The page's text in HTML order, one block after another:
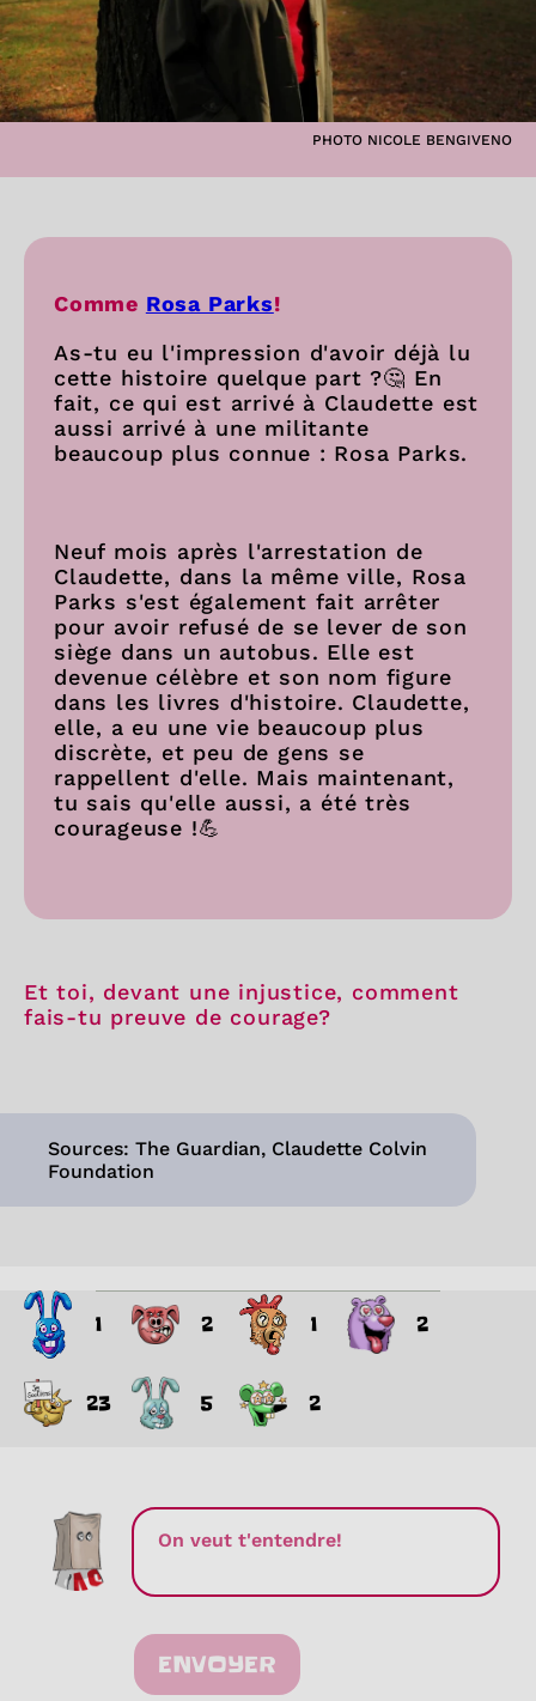
PHOTO NICOLE BENGIVENO
Comme Rosa Parks!
As-tu eu l'impression d'avoir déjà lu
cette histoire quelque part ?🤔 En
fait, ce qui est arrivé à Claudette est
aussi arrivé à une militante
beaucoup plus connue : Rosa Parks.
Neuf mois après l'arrestation de
Claudette, dans la même ville, Rosa
Parks s'est également fait arrêter
pour avoir refusé de se lever de son
siège dans un autobus. Elle est
devenue célèbre et son nom figure
dans les livres d'histoire. Claudette,
elle, a eu une vie beaucoup plus
discrète, et peu de gens se
rappellent d'elle. Mais maintenant,
tu sais qu'elle aussi, a été très
courageuse !💪
Et toi, devant une injustice, comment
fais-tu preuve de courage?
Sources: The Guardian, Claudette Colvin
Foundation
1 2 1 2
23 5 2
ENVOYER